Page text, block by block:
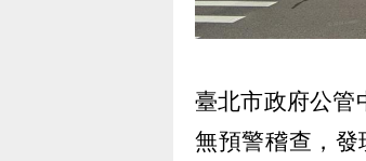
臺北市政府公管
無預警稽查，